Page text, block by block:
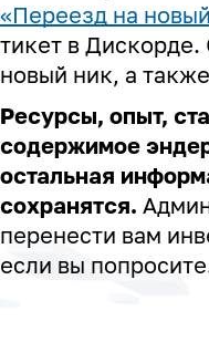
«Переезд на
тикет в
новый ник, а
Ресурсы, опыт,
содержимое
остальная
сохранятся.
перенести вам
если вы